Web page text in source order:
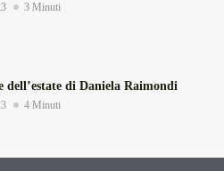
3 Minuti
dell’estate di Daniela Raimondi
4 Minuti